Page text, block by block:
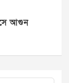
আগুন